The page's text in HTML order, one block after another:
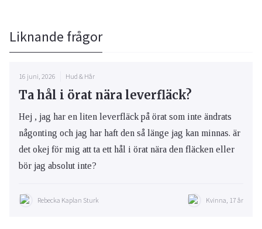
Liknande frågor
16 juni, 2026 Hud & Hår
Ta hål i örat nära leverfläck?
Hej , jag har en liten leverfläck på örat som inte ändrats
någonting och jag har haft den så länge jag kan minnas. är
det okej för mig att ta ett hål i örat nära den fläcken eller
bör jag absolut inte?
Rebecka Kaplan Sturk Kvinna, 17 år